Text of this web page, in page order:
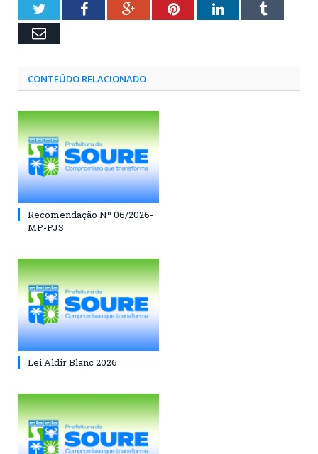
TwitterFacebookGoogle+PinterestLinkedInTumblr
Email
CONTEÚDO RELACIONADO
Recomendação Nº 06/2026-
MP-PJS
Lei Aldir Blanc 2026